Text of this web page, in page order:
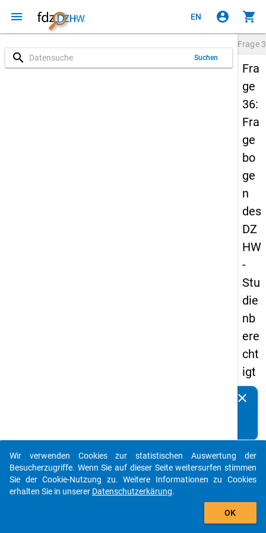
menu EN account_circle shopping_cart
search Suchen
Frage
Fra
ge
36:
Fra
ge
bo
ge
n
des
DZ
HW
-
Stu
die
nb
ere
cht
igt
en
s
20
12
clear
auto_stories
add_shopping_cart
Wir verwenden Cookies zur statistischen Auswertung der
Besucherzugriffe. Wenn Sie auf dieser Seite weitersurfen stimmen
Sie der Cookie-Nutzung zu. Weitere Informationen zu Cookies
erhalten Sie in unserer Datenschutzerkärung.
OK